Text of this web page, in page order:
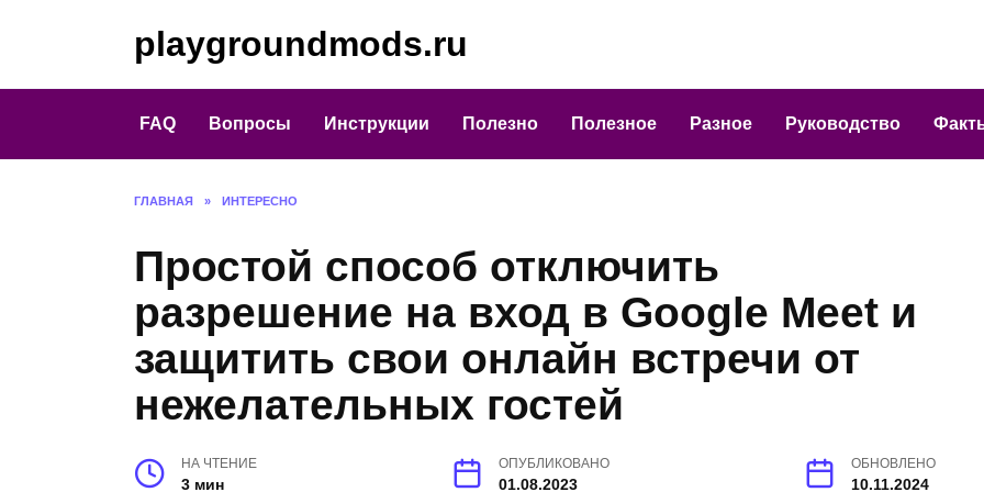
playgroundmods.ru
FAQ Вопросы Инструкции Полезно Полезное Разное Руководство
ГЛАВНАЯ » ИНТЕРЕСНО
Простой способ отключить
разрешение на вход в Google Meet и
защитить свои онлайн встречи от
нежелательных гостей
НА ЧТЕНИЕ
3 мин
ОПУБЛИКОВАНО
01.08.2023
ОБНОВЛЕНО
10.11.2024